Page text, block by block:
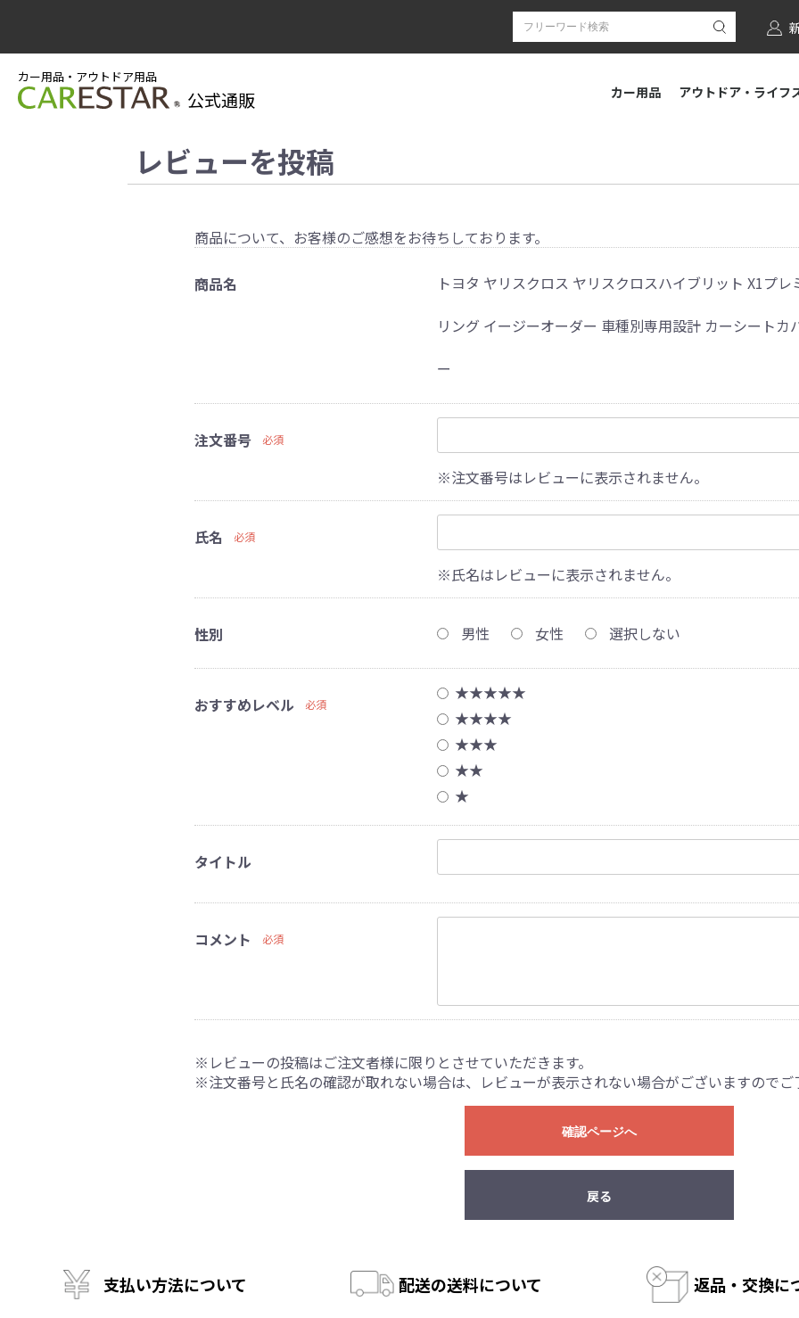
カー用品・アウトドア用品
公式通販 カー用品 アウトドア・ライフ
レビューを投稿
商品について、お客様のご感想をお待ちしております。
商品名
トヨタ ヤリスクロス ヤリスクロスハイブリット X1プ
リング イージーオーダー 車種別専用設計 カーシート
ー
注文番号 必須
※注文番号はレビューに表示されません。
氏名 必須
※氏名はレビューに表示されません。
性別 男性 女性 選択しない
おすすめレベル 必須
★★★★★
★★★★
★★★
★★
★
タイトル
コメント 必須
※レビューの投稿はご注文者様に限りとさせていただきます。
※注文番号と氏名の確認が取れない場合は、レビューが表示されない場合がございますのでご
確認ページへ
戻る
支払い方法について 配送の送料について 返品・交換に